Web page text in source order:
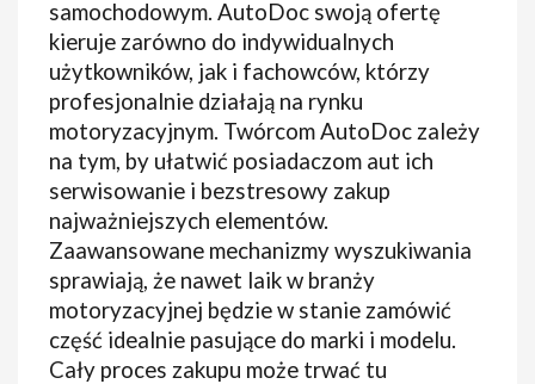
samochodowym. AutoDoc swoją ofertę
kieruje zarówno do indywidualnych
użytkowników, jak i fachowców, którzy
profesjonalnie działają na rynku
motoryzacyjnym. Twórcom AutoDoc zależy
na tym, by ułatwić posiadaczom aut ich
serwisowanie i bezstresowy zakup
najważniejszych elementów.
Zaawansowane mechanizmy wyszukiwania
sprawiają, że nawet laik w branży
motoryzacyjnej będzie w stanie zamówić
część idealnie pasujące do marki i modelu.
Cały proces zakupu może trwać tu